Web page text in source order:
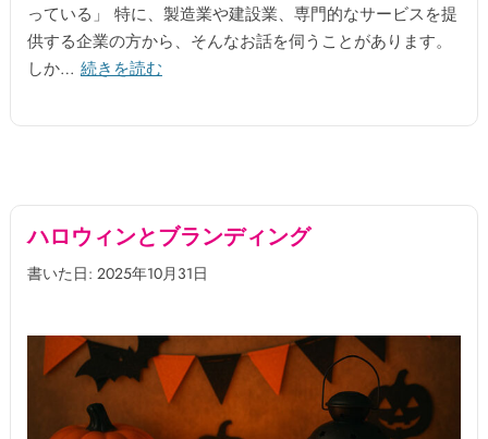
っている」 特に、製造業や建設業、専門的なサービスを提
供する企業の方から、そんなお話を伺うことがあります。
しか… 続きを読む
ハロウィンとブランディング
書いた日: 2025年10月31日